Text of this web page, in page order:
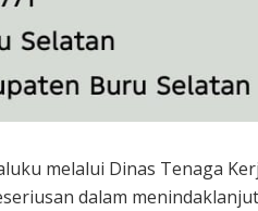
melalui Dinas Tenaga
dalam